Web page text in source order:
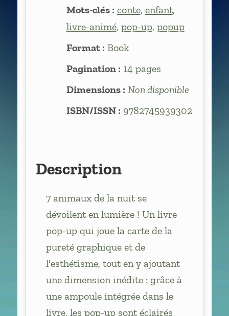
Mots-clés : conte, enfant,
livre-animé, pop-up, popup
Format : Book
Pagination : 14 pages
Dimensions : Non disponible
ISBN/ISSN : 9782745939302
Description
7 animaux de la nuit se
dévoilent en lumière ! Un livre
pop-up qui joue la carte de la
pureté graphique et de
l'esthétisme, tout en y ajoutant
une dimension inédite : grâce à
une ampoule intégrée dans le
livre, les pop-up sont éclairés